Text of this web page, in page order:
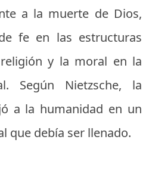
a la muerte de Dios,
fe en las estructuras
y la moral en la
Según Nietzsche, la
a la humanidad en un
que debía ser llenado.